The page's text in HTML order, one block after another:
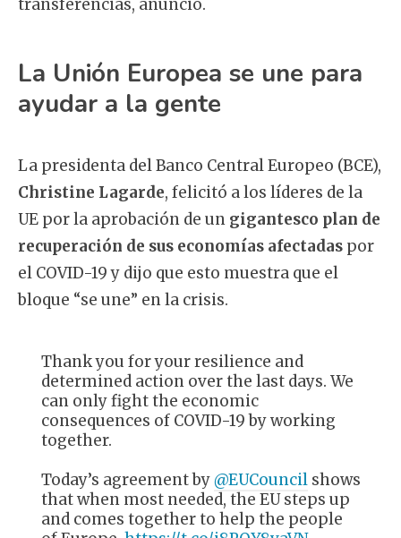
transferencias, anunció.
La Unión Europea se une para
ayudar a la gente
La presidenta del Banco Central Europeo (BCE),
Christine Lagarde, felicitó a los líderes de la
UE por la aprobación de un gigantesco plan de
recuperación de sus economías afectadas por
el COVID-19 y dijo que esto muestra que el
bloque “se une” en la crisis.
Thank you for your resilience and
determined action over the last days. We
can only fight the economic
consequences of COVID-19 by working
together.
Today’s agreement by@EUCouncilshows
that when most needed, the EU steps up
and comes together to help the people